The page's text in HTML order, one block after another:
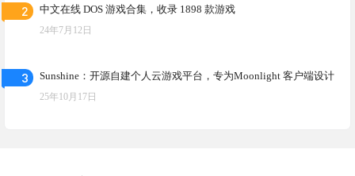
2 中文在线 DOS 游戏合集，收录 1898 款游戏
24年7月12日
3 Sunshine：开源自建个人云游戏平台，专为Moonlight 客户端设计
25年10月17日